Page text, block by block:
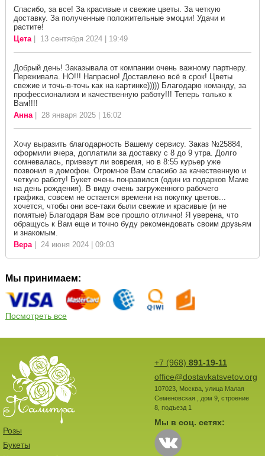
Спасибо, за все! За красивые и свежие цветы. За четкую
доставку. За полученные положительные эмоции! Удачи и
растите!
Цета| 13 сентября 2024 | 19:49
Добрый день! Заказывала от компании очень важному партнеру.
Переживала. НО!!! Напрасно! Доставлено всё в срок! Цветы
свежие и точь-в-точь как на картинке))))) Благодарю команду, за
профессионализм и качественную работу!!! Теперь только к
Вам!!!!
Анна| 28 января 2025 | 16:02
Хочу выразить благодарность Вашему сервису. Заказ №25884,
оформили вчера, доплатили за доставку с 8 до 9 утра. Долго
сомневалась, привезут ли вовремя, но в 8:55 курьер уже
позвонил в домофон. Огромное Вам спасибо за качественную и
четкую работу! Букет очень понравился (один из подарков Маме
на день рождения). В виду очень загруженного рабочего
графика, совсем не остается времени на покупку цветов...
хочется, чтобы они все-таки были свежие и красивые (и не
помятые) Благодаря Вам все прошло отлично! Я уверена, что
обращусь к Вам еще и точно буду рекомендовать своим друзьям
и знакомым.
Вера| 24 июня 2024 | 09:03
Мы принимаем:
Посмотреть все
+7 (968) 891-19-11
office@dostavkatsvetov.org
107023, Москва, улица Малая
Семеновская , дом 9, строение
8, подъезд 1
Мы в соц. сетях:
Розы
Букеты